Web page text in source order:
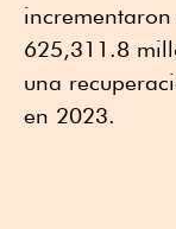
625,311.8
una
en 2023.